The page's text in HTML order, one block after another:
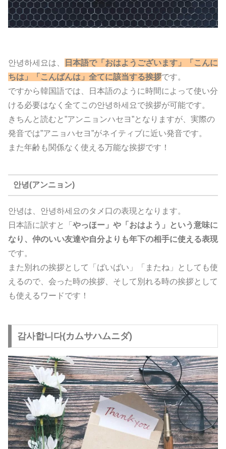
안녕하세요は、
日本語で「おはようございます」「こんに
ちは」「こんばんは」全てに該当する挨拶です。
ですから韓国語では、日本語のように時間によって使い分
ける必要はなく全てこの안녕하세요で挨拶が可能です。
きちんと読むと”アンニョンハセヨ”となりますが、実際の
発音では”アニョハセヨ”がネイティブに近い発音です。
また年齢も関係なく使える万能な挨拶です！
안녕(アンニョン)
안녕は、안녕하세요のタメ口の表現となります。
日本語に訳すと「 やっほー」や「おはよう」という意味に
なり、仲のいい友達や自分よりも年下の相手に使える表現
です。
また別れの挨拶として「ばいばい」「またね」としても使
えるので、会った時の挨拶、そして別れる時の挨拶として
も使えるワードです！
감사합니다(カムサハムニダ)